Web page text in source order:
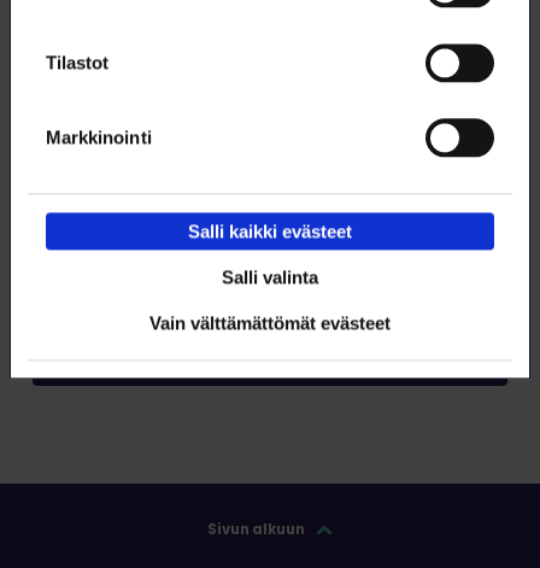
Tilastot
Markkinointi
Salli kaikki evästeet
Salli valinta
Vain välttämättömät evästeet
Tilaa RSS-syöte
Sivun alkuun